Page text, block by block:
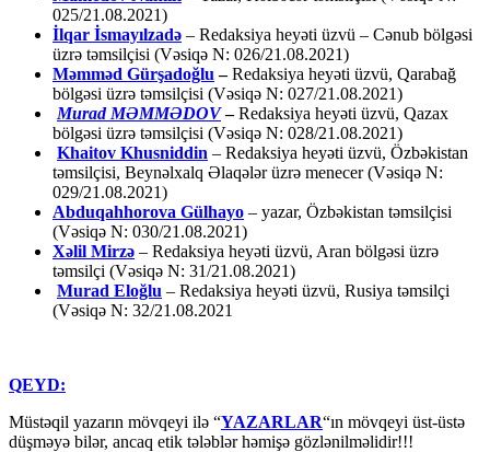
025/21.08.2021)
İlqar İsmayılzadə – Redaksiya heyəti üzvü – Cənub bölgəsi
üzrə təmsilçisi (Vəsiqə N: 026/21.08.2021)
Məmməd Gürşadoğlu –Redaksiya heyəti üzvü, Qarabağ
bölgəsi üzrə təmsilçisi (Vəsiqə N: 027/21.08.2021)
Murad MƏMMƏDOV –Redaksiya heyəti üzvü, Qazax
bölgəsi üzrə təmsilçisi (Vəsiqə N: 028/21.08.2021)
Khaitov Khusniddin – Redaksiya heyəti üzvü, Özbəkistan
təmsilçisi, Beynəlxalq Əlaqələr üzrə menecer (Vəsiqə N:
029/21.08.2021)
Abduqahhorova Gülhayo – yazar, Özbəkistan təmsilçisi
(Vəsiqə N: 030/21.08.2021)
Xəlil Mirzə – Redaksiya heyəti üzvü, Aran bölgəsi üzrə
təmsilçi (Vəsiqə N: 31/21.08.2021)
Murad Eloğlu – Redaksiya heyəti üzvü, Rusiya təmsilçi
(Vəsiqə N: 32/21.08.2021
QEYD:
Müstəqil yazarın mövqeyi ilə “YAZARLAR“ın mövqeyi üst-üstə
düşməyə bilər, ancaq etik tələblər həmişə gözlənilməlidir!!!